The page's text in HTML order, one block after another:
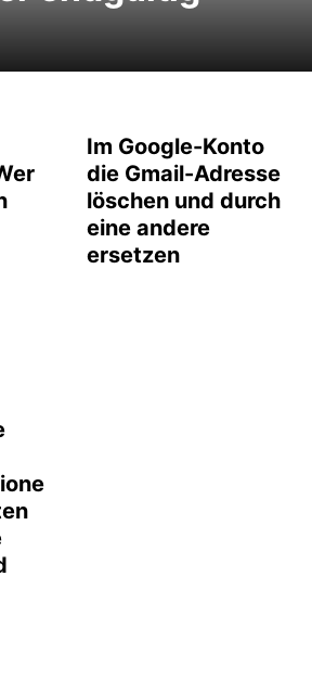
Im Google-Konto
die Gmail-Adresse
löschen und durch
eine andere
ersetzen